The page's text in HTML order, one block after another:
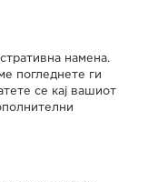
намена.
погледнете ги
се кај вашиот